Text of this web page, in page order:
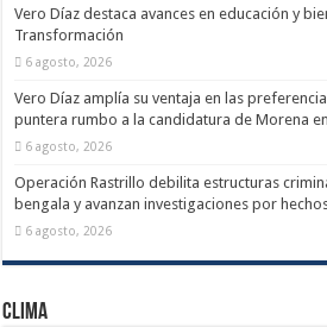
Vero Díaz destaca avances en educación y
Transformación
6 agosto, 2026
Vero Díaz amplía su ventaja en las
puntera rumbo a la candidatura de Morena
6 agosto, 2026
Operación Rastrillo debilita estructuras
bengala y avanzan investigaciones por
6 agosto, 2026
Clima